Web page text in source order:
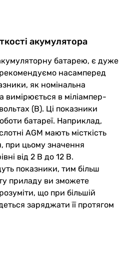
акумулятора
батарею, є дуже
насамперед
як номінальна
вимірюється в міліампер-
(В). Ці показники
батареї. Наприклад,
AGM мають місткість
при цьому значення
від 2 В до 12 В.
показники, тим більш
приладу ви зможете
що при більшій
заряджати її протягом